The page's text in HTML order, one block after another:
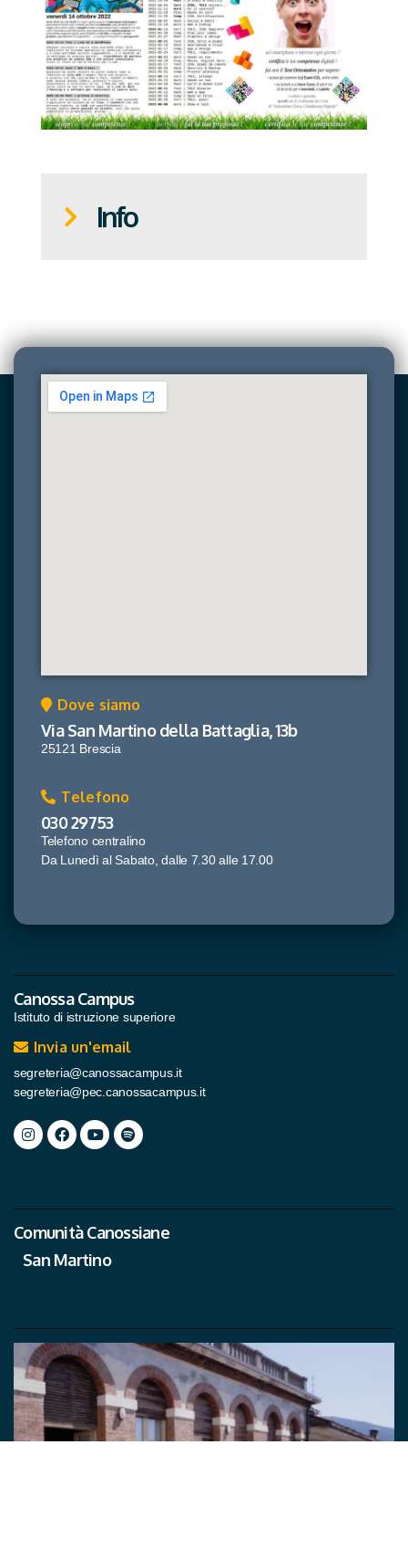
Info
Dove siamo
Via San Martino della Battaglia, 13b
25121 Brescia
Telefono
030 29753
Telefono centralino
Da Lunedì al Sabato, dalle 7.30 alle 17.00
Canossa Campus
Istituto di istruzione superiore
Invia un'email
segreteria@canossacampus.it
segreteria@pec.canossacampus.it
Comunità Canossiane
San Martino